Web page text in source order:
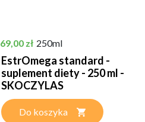
Cena
69,00 zł 250ml
EstrOmega standard -
suplement diety - 250 ml -
SKOCZYLAS
Do koszyka